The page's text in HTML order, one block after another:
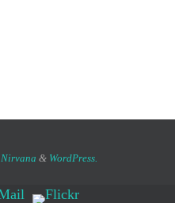
Nirvana & WordPress.